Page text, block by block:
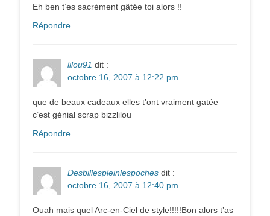
Eh ben t’es sacrément gâtée toi alors !!
Répondre
lilou91 dit :
octobre 16, 2007 à 12:22 pm
que de beaux cadeaux elles t’ont vraiment gatée
c’est génial scrap bizzlilou
Répondre
Desbillespleinlespoches dit :
octobre 16, 2007 à 12:40 pm
Ouah mais quel Arc-en-Ciel de style!!!!!Bon alors t’as